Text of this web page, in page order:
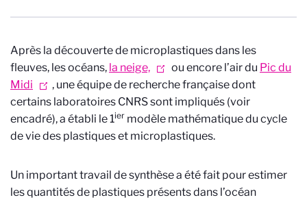
Après la découverte de microplastiques dans les
fleuves, les océans, la neige, ou encore l’air du Pic du
Midi
, une équipe de recherche françaisedont
certains laboratoires CNRS sont impliqués (voir
encadré), a établi le 1ier modèle mathématique du cycle
de vie des plastiques et microplastiques.
Un important travail de synthèse a été fait pour estimer
les quantités de plastiques présents dans l’océan